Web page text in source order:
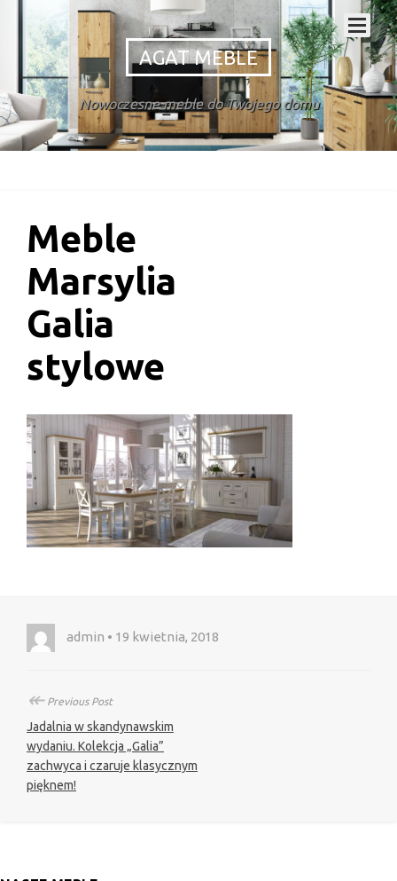
AGAT MEBLE
Nowoczesne meble do Twojego domu
Meble
Marsylia
Galia
stylowe
admin • 19 kwietnia, 2018
↞Previous Post
Jadalnia w skandynawskim
wydaniu. Kolekcja „Galia”
zachwyca i czaruje klasycznym
pięknem!